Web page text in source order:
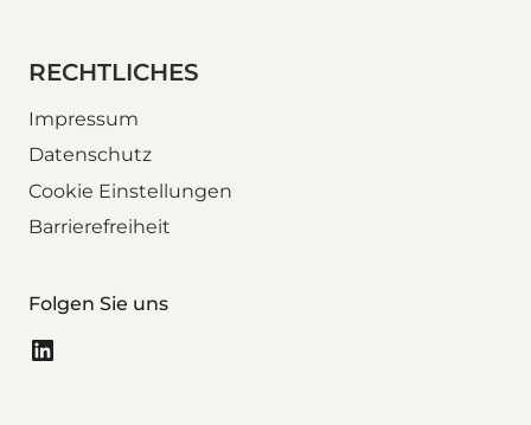
RECHTLICHES
Impressum
Datenschutz
Cookie Einstellungen
Barrierefreiheit
Folgen Sie uns
LinkedIn